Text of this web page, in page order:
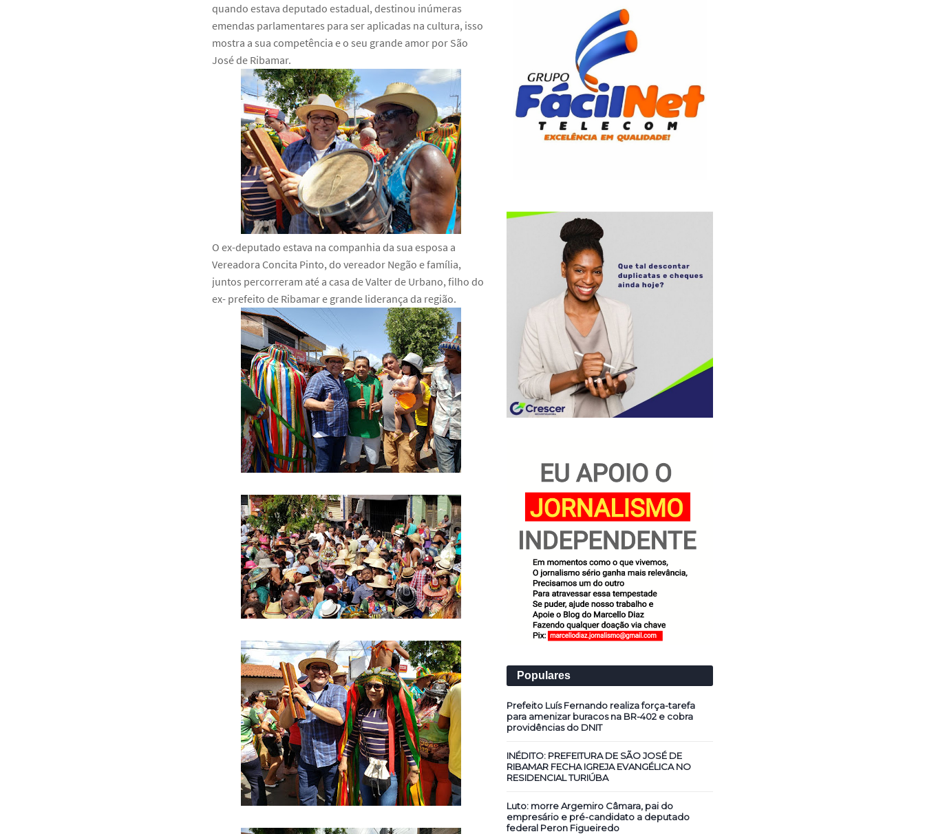
quando estava deputado estadual, destinou inúmeras
emendas parlamentares para ser aplicadas na cultura, isso
mostra a sua competência e o seu grande amor por São
José de Ribamar.
O ex-deputado estava na companhia da sua esposa a
Vereadora Concita Pinto, do vereador Negão e família,
juntos percorreram até a casa de Valter de Urbano, filho do
ex- prefeito de Ribamar e grande liderança da região.
Populares
Prefeito Luís Fernando realiza força-tarefa
para amenizar buracos na BR-402 e cobra
providências do DNIT
INÉDITO: PREFEITURA DE SÃO JOSÉ DE
RIBAMAR FECHA IGREJA EVANGÉLICA NO
RESIDENCIAL TURIÚBA
Luto: morre Argemiro Câmara, pai do
empresário e pré-candidato a deputado
federal Peron Figueiredo